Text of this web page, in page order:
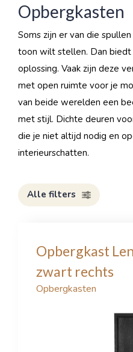
Opbergkasten
Soms zijn er van die
toon wilt stellen. Dan
oplossing. Vaak zijn deze
met open ruimte voor je
van beide werelden een
met stijl. Dichte deuren
die je niet altijd nodig en
interieurschatten.
Alle filters
Opbergkast
zwart rechts
Opbergkasten